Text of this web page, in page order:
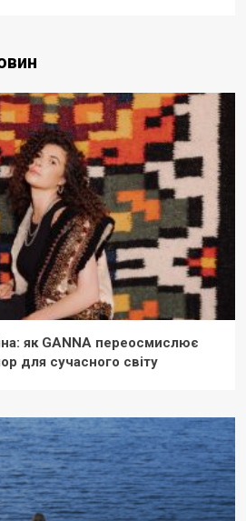
як GANNA переосмислює
для сучасного світу